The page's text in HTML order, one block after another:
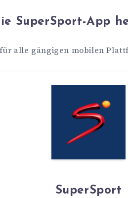
SuperSport-App
alle gängigen mobilen
SuperSport